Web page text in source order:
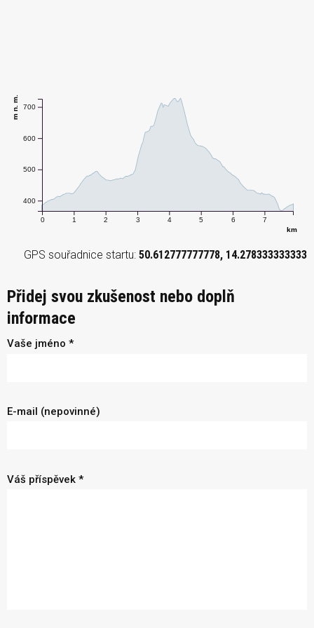
0 1 2 3 4 5 6 7
km
400
500
600
700
m n. m.
GPS souřadnice startu: 50.612777777778, 14.278333333333
Přidej svou zkušenost nebo doplň
informace
Vaše jméno *
E-mail (nepovinné)
Váš příspěvek *